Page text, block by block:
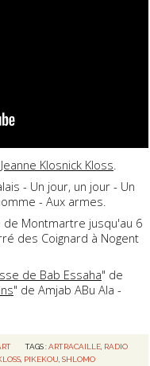
Jeanne Klosnick Kloss
- Un jour, un jour - Un
- Aux armes.
de Montmartre jusqu'au 6
des Coignard à Nogent
de Bab Essaha" de
" de Amjab ABu Ala -
TAGS :ARTRACAILLE RADIO
PIKEKOU ,SHLOMO